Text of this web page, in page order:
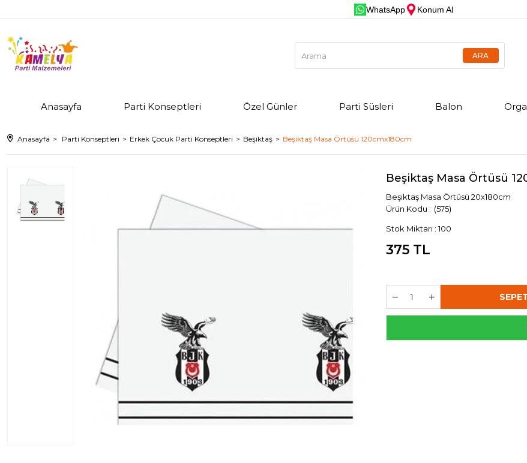
WhatsApp Konum Al
Anasayfa Parti Konseptleri Özel Günler Parti Süsleri Balon
Anasayfa Parti Konseptleri Erkek Çocuk Parti Konseptleri Beşiktaş Beşiktaş Masa Örtüsü 120cmx180cm
Beşiktaş Masa Örtüsü
Beşiktaş Masa Örtüsü 20x180cm
(575)
Stok Miktarı : 100
375 TL